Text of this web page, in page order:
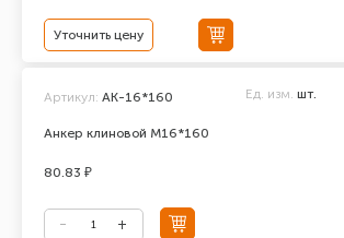
Уточнить цену
Анкер клиновой М16*160
Артикул: АК-16*160 Ед. изм. шт.
80.83 ₽